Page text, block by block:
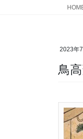
2023年
鳥